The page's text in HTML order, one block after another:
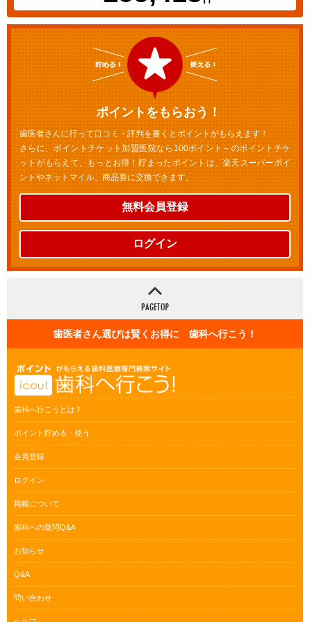
ポイントをもらおう！
歯医者さんに行って口コミ・評判を書くとポイントがもらえます！
さらに、ポイントチケット加盟医院なら100ポイント～のポイントチケ
ットがもらえて、もっとお得！貯まったポイントは、楽天スーパーポイ
ントやネットマイル、商品券に交換できます。
無料会員登録
ログイン
歯医者さん選びは賢くお得に 歯科へ行こう！
歯科へ行こうとは？
ポイント貯める・使う
会員登録
ログイン
掲載について
歯科への疑問Q&A
お知らせ
Q&A
問い合わせ